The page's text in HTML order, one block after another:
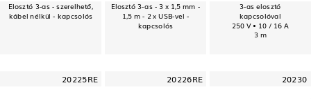
Elosztó 3-as - szerelhető,
kábel nélkül - kapcsolós
Elosztó 3-as - 3 x 1,5 mm -
1,5 m - 2 x USB-vel -
kapcsolós
3-as elosztó
kapcsolóval
250 V • 10 / 16 A
3 m
20225RE 20226RE 20230